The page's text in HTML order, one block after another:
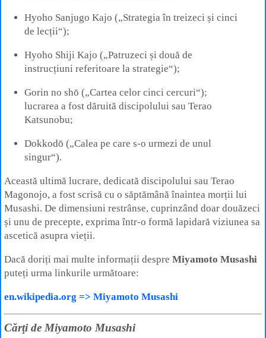
Hyoho Sanjugo Kajo („Strategia în treizeci și cinci
de lecții“);
Hyoho Shiji Kajo („Patruzeci și două de
instrucțiuni referitoare la strategie“);
Gorin no shō („Cartea celor cinci cercuri“);
lucrarea a fost dăruită discipolului sau Terao
Katsunobu;
Dokkodō („Calea pe care s‑o urmezi de unul
singur“).
Această ultimă lucrare, dedicată discipolului sau Terao
Magonojo, a fost scrisă cu o săptămână înaintea morții lui
Musashi. De dimensiuni restrânse, cuprinzând doar douăzeci
și unu de precepte, exprima într‑o formă lapidară viziunea sa
ascetică asupra vieții.
Dacă doriți mai multe informații despre Miyamoto Musashi
puteți urma linkurile următoare:
en.wikipedia.org => Miyamoto Musashi
Cărţi de Miyamoto Musashi